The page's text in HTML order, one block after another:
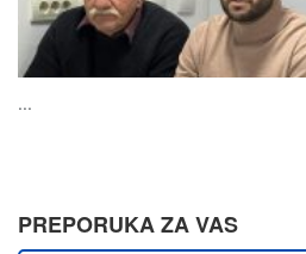
...
PREPORUKA ZA VAS